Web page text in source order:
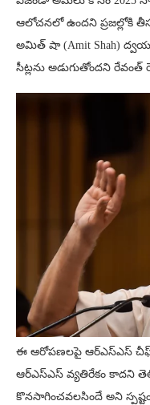
ఆలోచనలో ఉందని ప్రజల్లోకి
అమిత్ షా (Amit Shah)
సీట్లను అడుగుతోందని రేవంత్
ఈ ఆరోపణలపై ఆర్ఎస్ఎస్ చీఫ్
ఆర్ఎస్ఎస్ వ్యతిరేకం కాదని
కొనసాగించవలసిందే అని